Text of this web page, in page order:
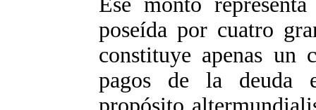
poseída por cuatro
constituye apenas un
pagos de la deuda